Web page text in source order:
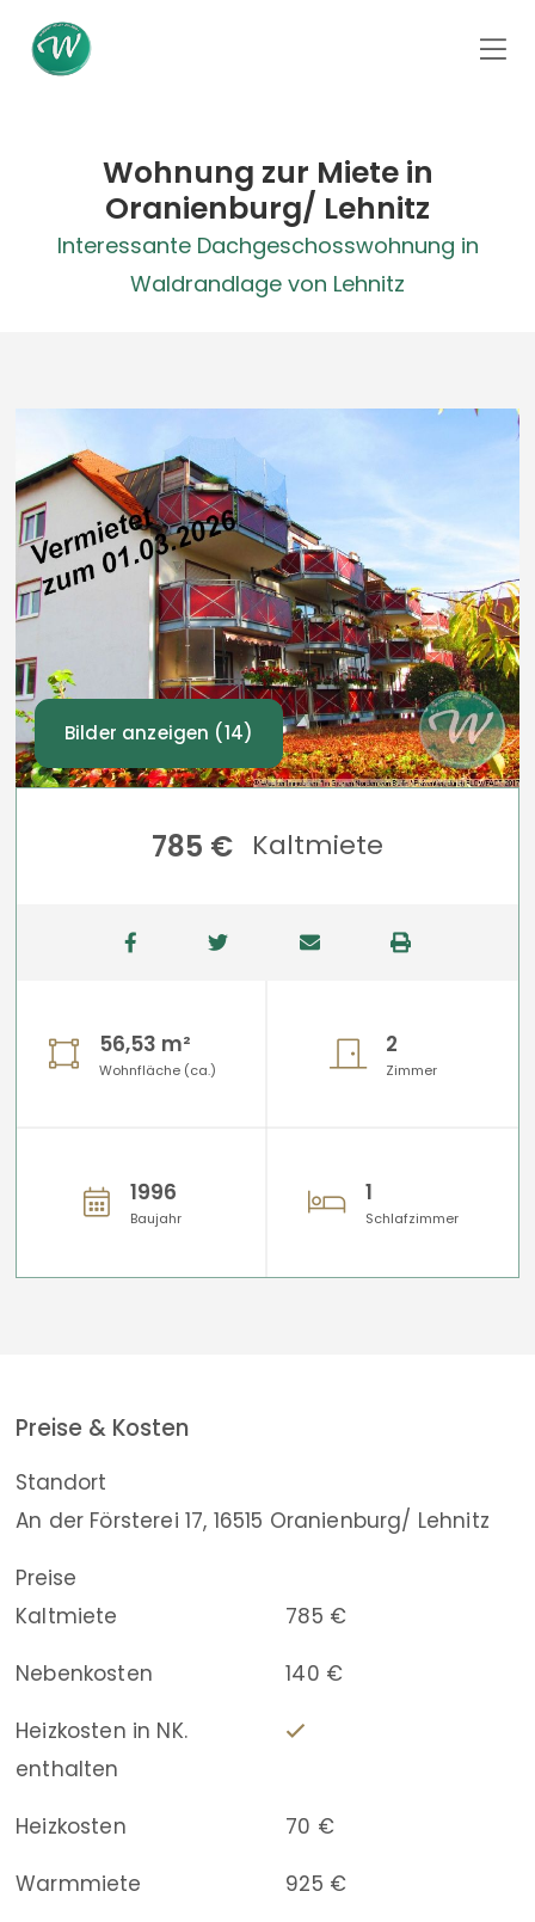
Wohnung zur Miete in
Oranienburg/ Lehnitz
Interessante Dachgeschosswohnung in
Waldrandlage von Lehnitz
Bilder anzeigen (14)
785 € Kaltmiete
56,53 m²
Wohnfläche (ca.)
2
Zimmer
1996
Baujahr
1
Schlafzimmer
Preise & Kosten
Standort
An der Försterei 17, 16515 Oranienburg/ Lehnitz
Preise
Kaltmiete
785 €
Nebenkosten
140 €
Heizkosten in NK.
enthalten
Heizkosten
70 €
Warmmiete
925 €